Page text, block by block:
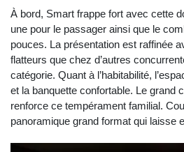
À bord, Smart frappe fort avec cette
une pour le passager ainsi que le
pouces. La présentation est raffinée
flatteurs que chez d’autres
catégorie. Quant à l’habitabilité,
et la banquette confortable. Le grand
renforce ce tempérament familial.
panoramique grand format qui laisse